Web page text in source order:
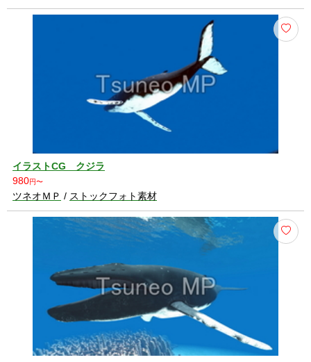
イラストCG クジラ
980円〜
ツネオＭＰ / ストックフォト素材